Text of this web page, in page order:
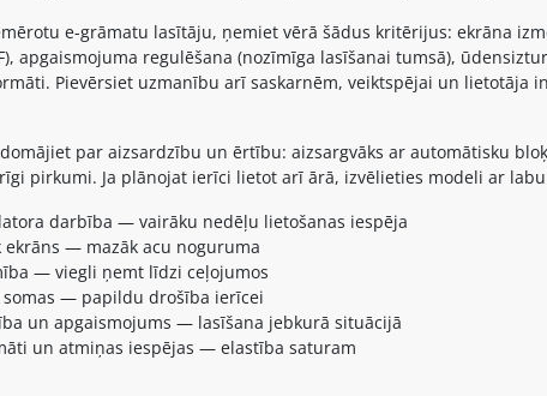
e-grāmatu lasītāju, ņemiet vērā šādus kritērijus: ekrāna
apgaismojuma regulēšana (nozīmīga lasīšanai tumsā),
Pievērsiet uzmanību arī saskarnēm, veiktspējai un lietotāja
par aizsardzību un ērtību: aizsargvāks ar automātisku
pirkumi. Ja plānojat ierīci lietot arī ārā, izvēlieties modeli ar
darbība — vairāku nedēļu lietošanas iespēja
ekrāns — mazāk acu noguruma
— viegli ņemt līdzi ceļojumos
somas — papildu drošība ierīcei
un apgaismojums — lasīšana jebkurā situācijā
un atmiņas iespējas — elastība saturam